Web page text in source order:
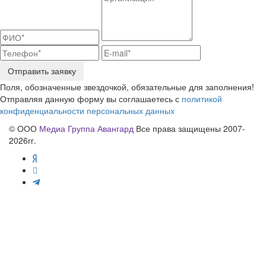
Отправить заявку
Поля, обозначенные звездочкой, обязательные для заполнения!
Отправляя данную форму вы соглашаетесь с политикой
конфиденциальности персональных данных
© ООО Медиа Группа Авангард Все права защищены 2007-
2026гг.